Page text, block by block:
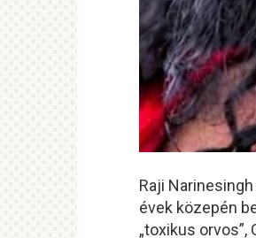
Raji
évek közepén
„toxikus orvos”,